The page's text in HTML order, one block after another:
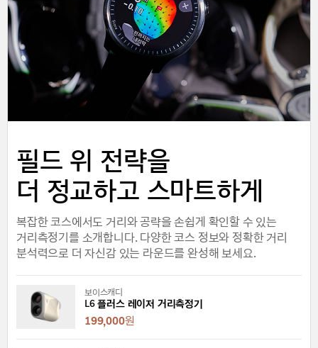
필드 위 전략을
더 정교하고 스마트하게
복잡한 코스에서도 거리와 공략을 손쉽게 확인할 수 있는
거리측정기를 소개합니다. 다양한 코스 정보와 정확한 거리
분석력으로 더 자신감 있는 라운드를 완성해 보세요.
보이스캐디
L6 플러스 레이저 거리측정기
199,000원